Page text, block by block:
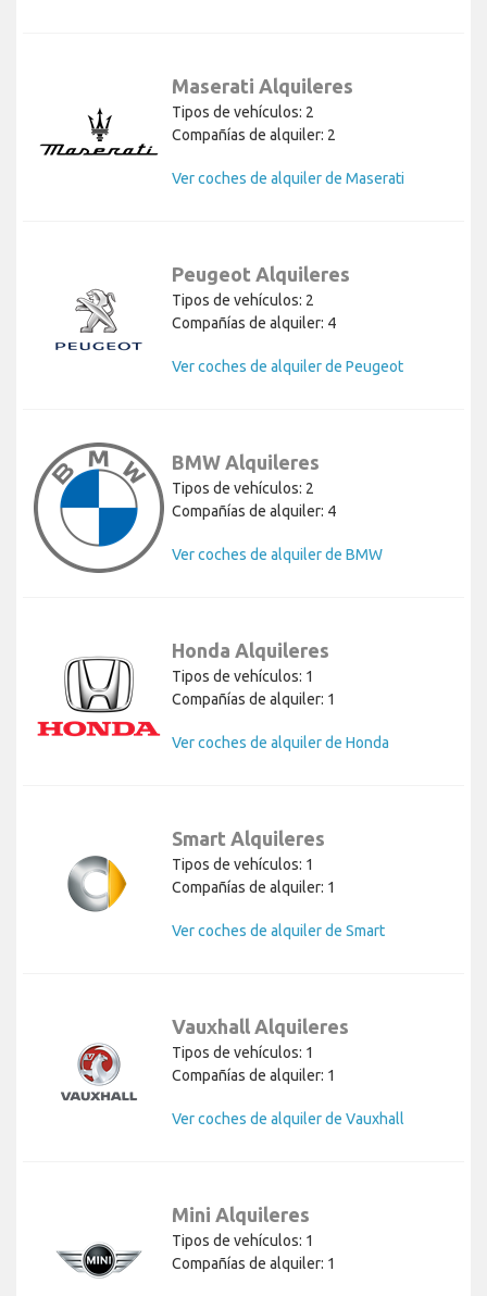
Maserati Alquileres
Tipos de vehículos: 2
Compañías de alquiler: 2
Ver coches de alquiler de Maserati
Peugeot Alquileres
Tipos de vehículos: 2
Compañías de alquiler: 4
Ver coches de alquiler de Peugeot
BMW Alquileres
Tipos de vehículos: 2
Compañías de alquiler: 4
Ver coches de alquiler de BMW
Honda Alquileres
Tipos de vehículos: 1
Compañías de alquiler: 1
Ver coches de alquiler de Honda
Smart Alquileres
Tipos de vehículos: 1
Compañías de alquiler: 1
Ver coches de alquiler de Smart
Vauxhall Alquileres
Tipos de vehículos: 1
Compañías de alquiler: 1
Ver coches de alquiler de Vauxhall
Mini Alquileres
Tipos de vehículos: 1
Compañías de alquiler: 1